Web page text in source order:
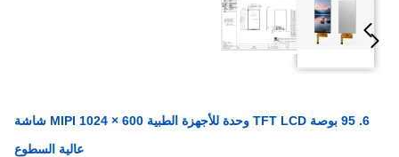
6. 95 بوصة TFT LCD وحدة للأجهزة الطبية 600 × 1024 MIPI شاشة
عالية السطوع